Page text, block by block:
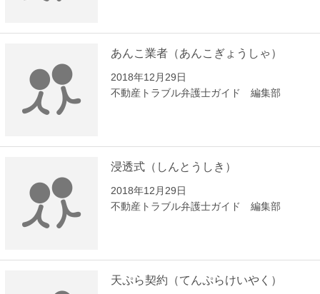
あんこ業者（あんこぎょうしゃ）
2018年12月29日
不動産トラブル弁護士ガイド 編集部
浸透式（しんとうしき）
2018年12月29日
不動産トラブル弁護士ガイド 編集部
天ぷら契約（てんぷらけいやく）